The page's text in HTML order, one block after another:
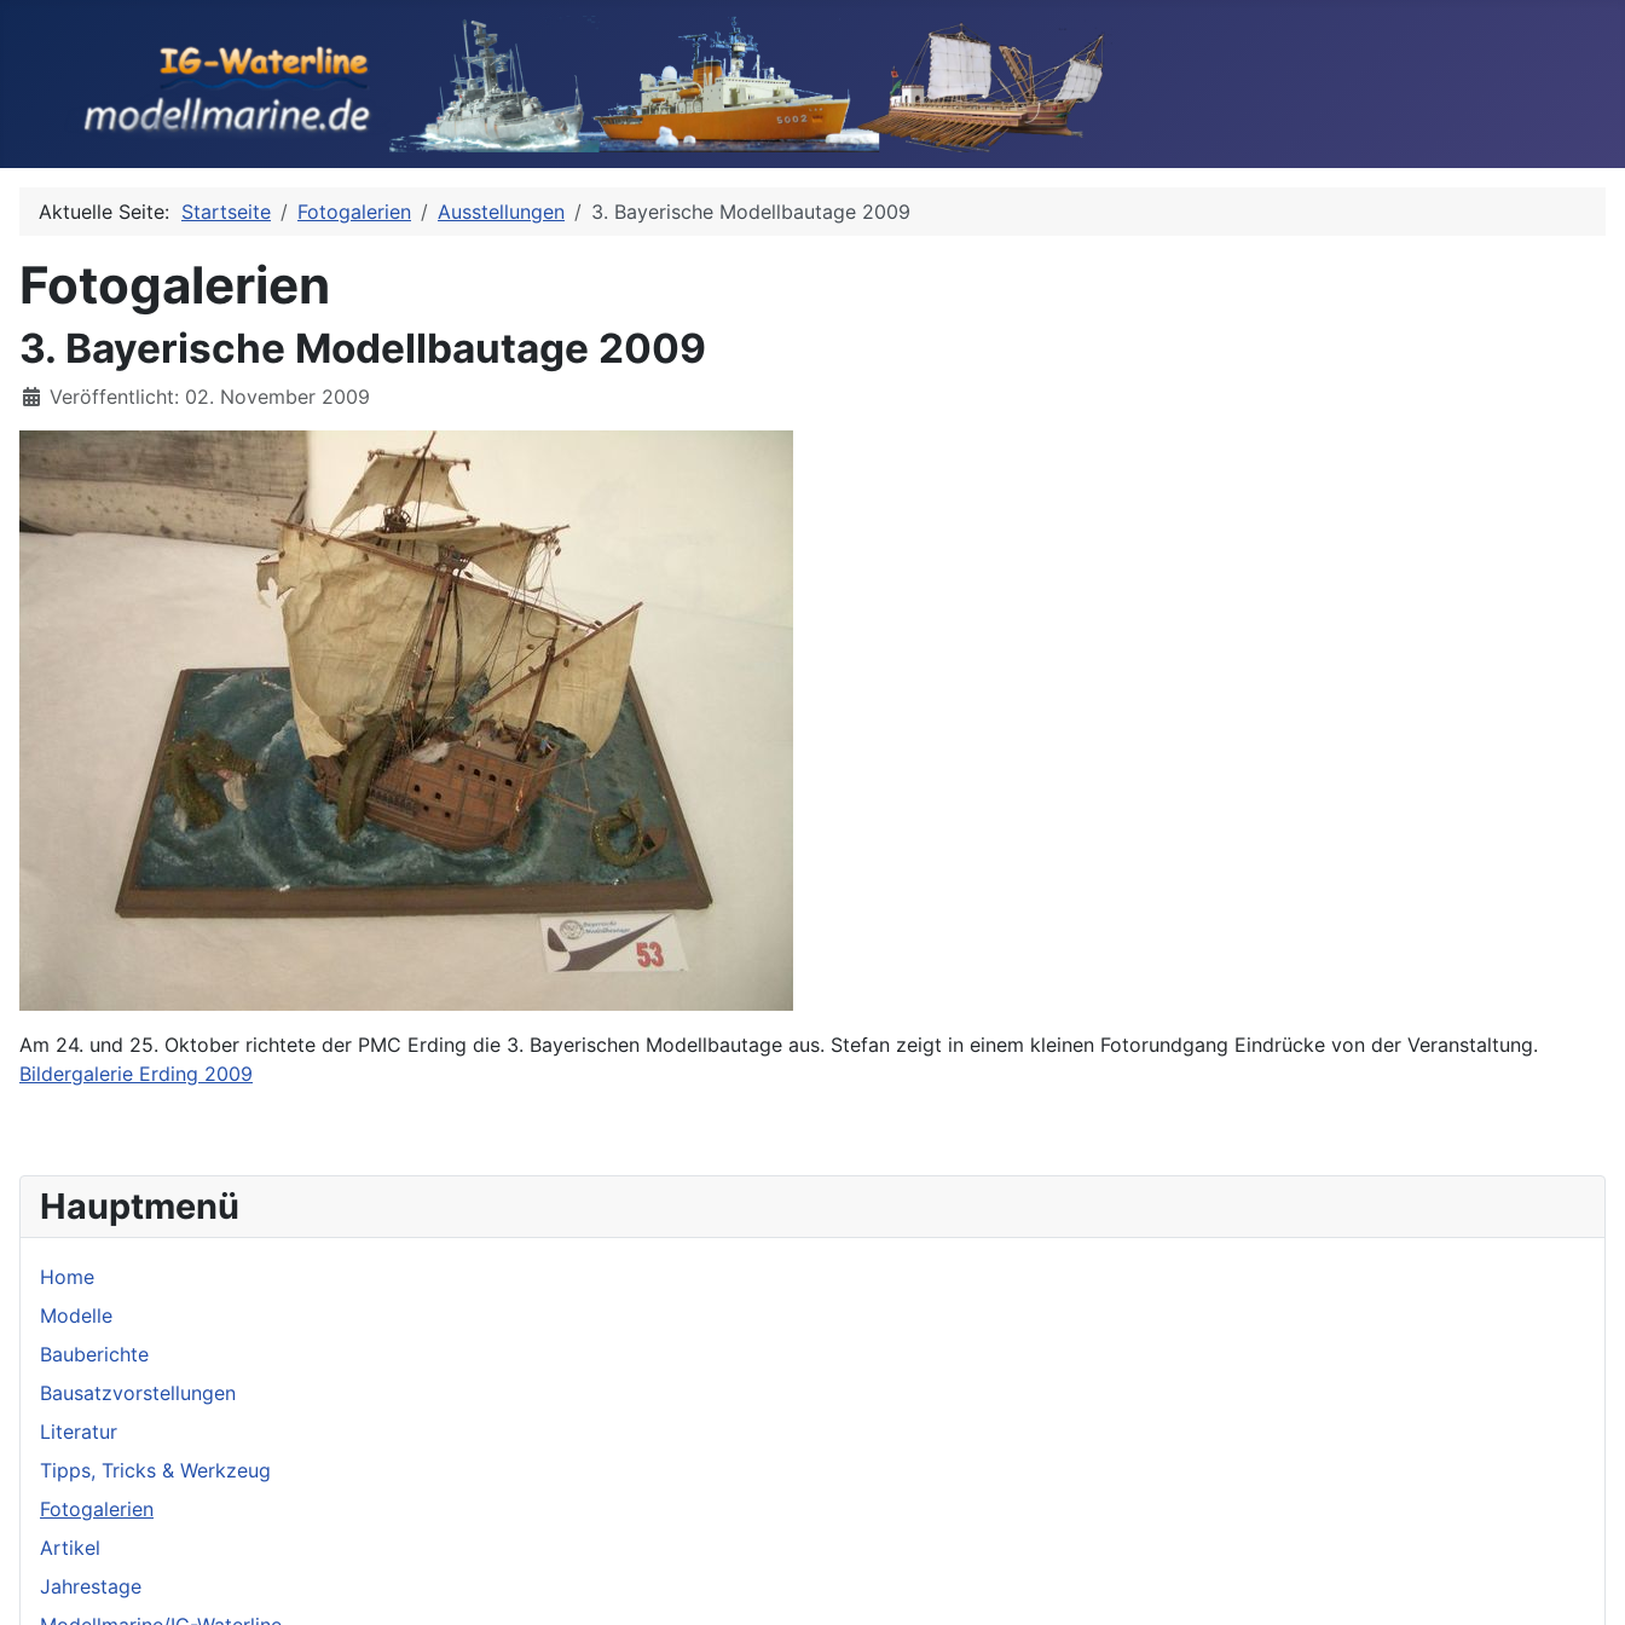
Hauptmenü
Home
Modelle
Bauberichte
Bausatzvorstellungen
Literatur
Tipps, Tricks & Werkzeug
Fotogalerien
Artikel
Jahrestage
Aktuelle Seite: Startseite Fotogalerien Ausstellungen 3. Bayerische Modellbautage 2009
Fotogalerien
3. Bayerische Modellbautage 2009
Details
Veröffentlicht: 02. November 2009
Am 24. und 25. Oktober richtete der PMC Erding die 3. Bayerischen Modellbautage aus. Stefan zeigt in einem kleinen Fotorundgang Eindrücke von der Veranstaltung.
Bildergalerie Erding 2009